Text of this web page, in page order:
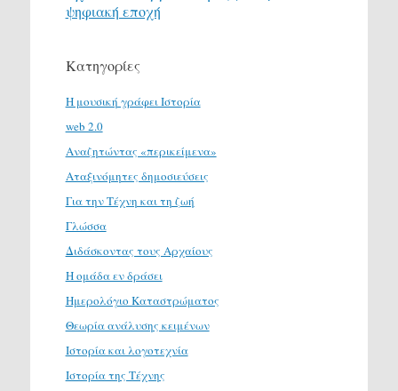
ψηφιακή εποχή
Κατηγορίες
H μουσική γράφει Ιστορία
web 2.0
Αναζητώντας «περικείμενα»
Αταξινόμητες δημοσιεύσεις
Για την Τέχνη και τη ζωή
Γλώσσα
Διδάσκοντας τους Αρχαίους
Η ομάδα εν δράσει
Ημερολόγιο Καταστρώματος
Θεωρία ανάλυσης κειμένων
Ιστορία και λογοτεχνία
Ιστορία της Τέχνης